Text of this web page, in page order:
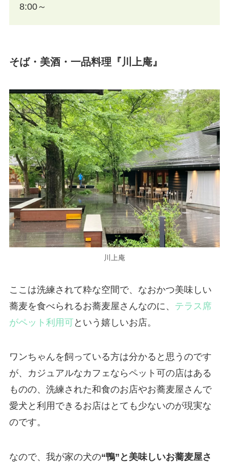
8:00～
そば・美酒・一品料理『川上庵』
川上庵
ここは洗練されて粋な空間で、なおかつ美味しい
蕎麦を食べられるお蕎麦屋さんなのに、 テラス席
がペット利用可 という嬉しいお店。
ワンちゃんを飼っている方は分かると思うのです
が、カジュアルなカフェならペット可の店はある
ものの、洗練された和食のお店やお蕎麦屋さんで
愛犬と利用できるお店はとても少ないのが現実な
のです。
なので、我が家の犬の“鴨”と美味しいお蕎麦屋さ